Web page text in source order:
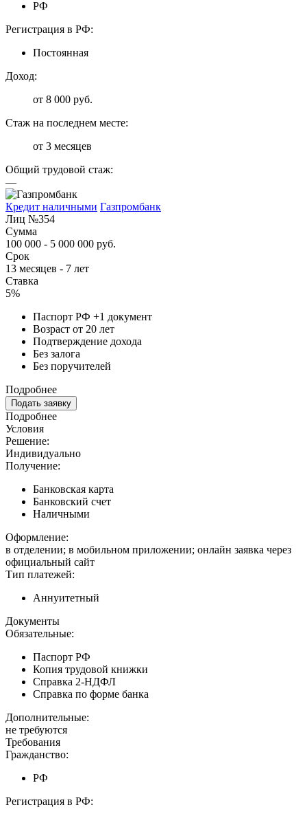
РФ
Регистрация в РФ:
Постоянная
Доход:
от 8 000 руб.
Стаж на последнем месте:
от 3 месяцев
Общий трудовой стаж:
—
Кредит наличными Газпромбанк
Лиц №354
Сумма
100 000 - 5 000 000 руб.
Срок
13 месяцев - 7 лет
Ставка
5%
Паспорт РФ +1 документ
Возраст от 20 лет
Подтверждение дохода
Без залога
Без поручителей
Подробнее
Подать заявку
Подробнее
Условия
Решение:
Индивидуально
Получение:
Банковская карта
Банковский счет
Наличными
Оформление:
в отделении; в мобильном приложении; онлайн заявка через
официальный сайт
Тип платежей:
Аннуитетный
Документы
Обязательные:
Паспорт РФ
Копия трудовой книжки
Справка 2-НДФЛ
Справка по форме банка
Дополнительные:
не требуются
Требования
Гражданство:
РФ
Регистрация в РФ: